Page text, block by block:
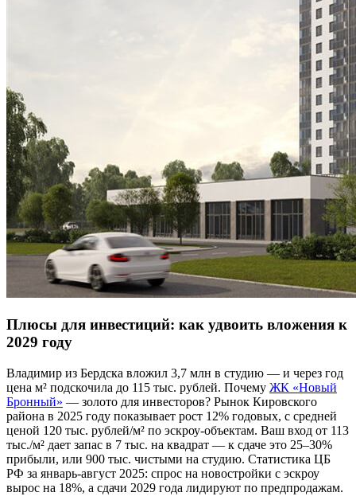
Плюсы для инвестиций: как удвоить вложения к
2029 году
Владимир из Бердска вложил 3,7 млн в студию — и через год
цена м² подскочила до 115 тыс. рублей. Почему ЖК «Новый
Бронный» — золото для инвесторов? Рынок Кировского
района в 2025 году показывает рост 12% годовых, с средней
ценой 120 тыс. рублей/м² по эскроу-объектам. Ваш вход от 113
тыс./м² дает запас в 7 тыс. на квадрат — к сдаче это 25–30%
прибыли, или 900 тыс. чистыми на студию. Статистика ЦБ
РФ за январь-август 2025: спрос на новостройки с эскроу
вырос на 18%, а сдачи 2029 года лидируют по предпродажам.